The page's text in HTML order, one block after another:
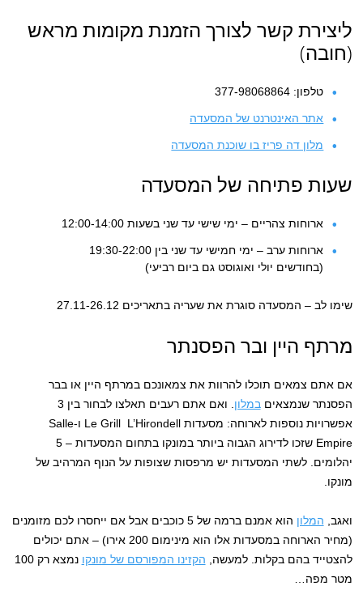
ליצירת קשר לצורך הזמנת מקומות מראש
(חובה)
טלפון: 377-98068864
אתר האינטרנט של המסעדה
מלון דה פריז בו שוכנת המסעדה
שעות פתיחה של המסעדה
ארוחות צהריים – ימי שישי עד שני בשעות 12:00-14:00
ארוחות ערב – ימי חמישי עד שני בין 19:30-22:00
(בחודשים יולי ואוגוסט גם ביום רביעי)
שימו לב – המסעדה סוגרת את שעריה בתאריכים 27.11-26.12
מרתף היין ובר הפסנתר
אם אתם צמאים תוכלו להרוות את צמאונכם במרתף היין או בבר
הפסנתר שנמצאיםבמלון
. ואם אתם רעבים תאלצו לבחור בין 3
אפשרויות נוספות לארוחה: מסעדות Le Grill L’Hirondell ו-Salle
Empire שזכו לדירוג הגבוה ביותר במונקו בתחום המסעדות – 5
יהלומים. לשתי המסעדות יש מרפסות שצופות על הנוף המרהיב של
מונקו.
ואגב, המלון
הוא אמנם ברמה של 5 כוכבים אבל אם ייחסרו לכם מזומנים
(מחיר הארוחה במסעדות אלו הוא מינימום 200 אירו) – אתם יכולים
להצטייד בהם בקלות. למעשה, הקזינו המפורסם של מונקו
נמצא רק 100
מטר מפה…